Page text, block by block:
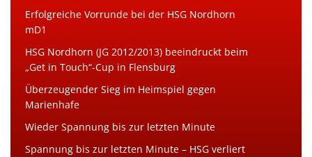
Erfolgreiche Vorrunde bei der HSG Nordhorn
mD1
HSG Nordhorn (JG 2012/2013) beeindruckt beim
„Get in Touch“-Cup in Flensburg
Überzeugender Sieg im Heimspiel gegen
Marienhafe
Wieder Spannung bis zur letzten Minute
Spannung bis zur letzten Minute – HSG verliert